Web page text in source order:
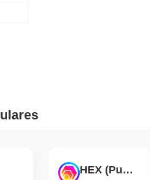
licencia de corredor-dealer
une a la carrera bancaria para
HEX (Pulsechain)